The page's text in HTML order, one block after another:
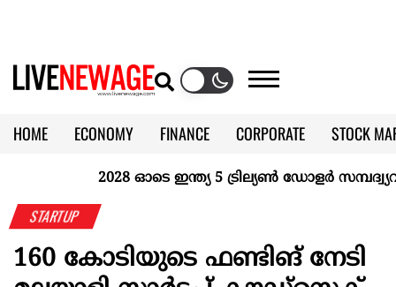
HOME ECONOMY FINANCE CORPORATE
STOCK
KERALA @70
2028 ഓടെ ഇന്ത്യ 5 ട്രില്യണ്‍ ഡോളര്‍
STARTUP
160 കോടിയുടെ ഫണ്ടിങ് നേടി